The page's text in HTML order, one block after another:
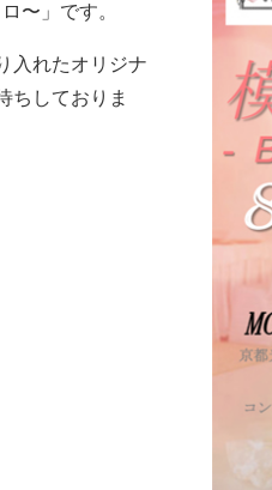
〜」です。
入れたオリジナ
ちしておりま